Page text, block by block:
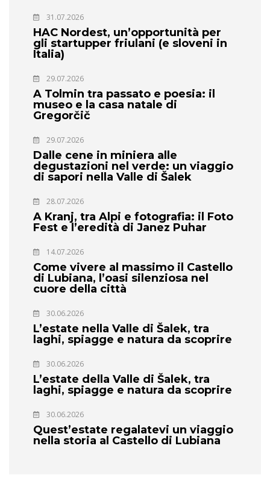
31.07.2026
HAC Nordest, un’opportunità per
gli startupper friulani (e sloveni in
Italia)
29.07.2026
A Tolmin tra passato e poesia: il
museo e la casa natale di
Gregorčič
29.07.2026
Dalle cene in miniera alle
degustazioni nel verde: un viaggio
di sapori nella Valle di Šalek
28.07.2026
A Kranj, tra Alpi e fotografia: il Foto
Fest e l’eredità di Janez Puhar
14.07.2026
Come vivere al massimo il Castello
di Lubiana, l’oasi silenziosa nel
cuore della città
30.06.2026
L’estate nella Valle di Šalek, tra
laghi, spiagge e natura da scoprire
30.06.2026
L’estate della Valle di Šalek, tra
laghi, spiagge e natura da scoprire
30.06.2026
Quest’estate regalatevi un viaggio
nella storia al Castello di Lubiana